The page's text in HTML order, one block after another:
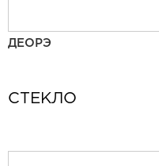
ДЕОРЭ
СТЕКЛО